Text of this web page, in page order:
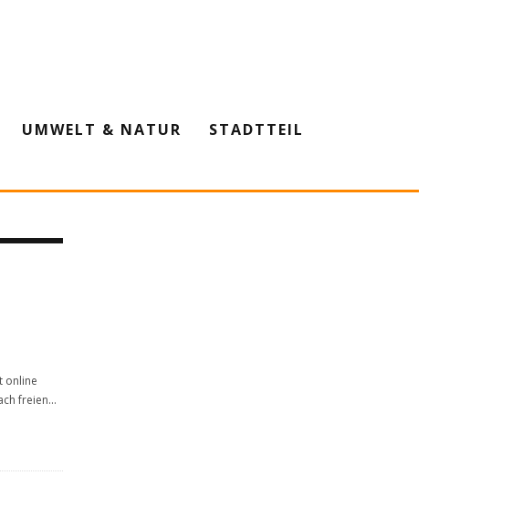
UMWELT & NATUR
STADTTEIL
online
freien...